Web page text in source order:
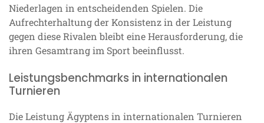
Niederlagen in entscheidenden Spielen. Die
Aufrechterhaltung der Konsistenz in der Leistung
gegen diese Rivalen bleibt eine Herausforderung, die
ihren Gesamtrang im Sport beeinflusst.
Leistungsbenchmarks in internationalen
Turnieren
Die Leistung Ägyptens in internationalen Turnieren